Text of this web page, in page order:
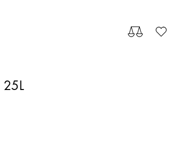
25L